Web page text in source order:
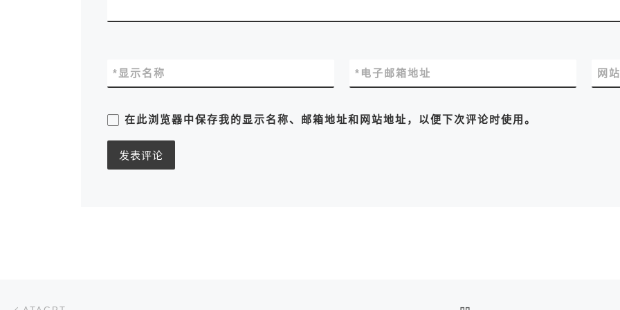
显示名称
* 电子邮箱地址
* 网
在此浏览器中保存我的显示名称、邮箱地址和网站地址，以便下次评论时使用。
文章导航